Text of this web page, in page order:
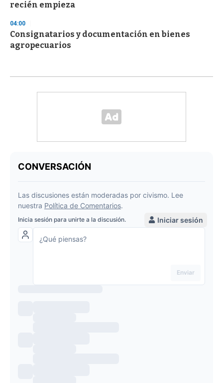
recién empieza
04:00
Consignatarios y documentación en bienes
agropecuarios